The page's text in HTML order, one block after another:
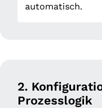
automatisch.
2.
Prozesslogik